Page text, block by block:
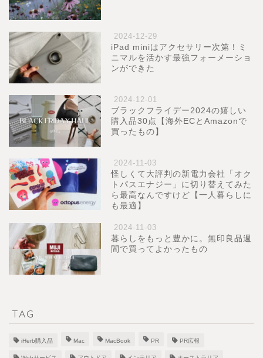
2024-12-29
iPad miniはアクセサリー次第！ミ
ニマルを活かす最強フォーメーショ
ンができた
2024-12-01
ブラックフライデー2024の嬉しい
購入品30点【海外ECとAmazonで
買ったもの】
2024-11-03
怪しくて大評判の新電力会社「オク
トパスエナジー」に切り替えてみた
ら最高なんですけど【一人暮らしに
も最適】
2024-11-03
暮らしをもっと豊かに。無印良品週
間で買ってよかったもの
TAG
iHerb購入品 Mac MacBook PR PR広報